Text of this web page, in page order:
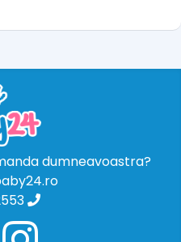
dumneavoastra?